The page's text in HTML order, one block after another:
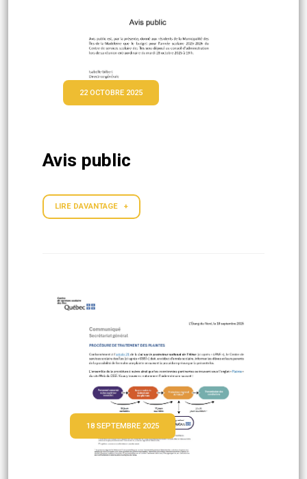
22 OCTOBRE 2025
Avis public
LIRE DAVANTAGE +
18 SEPTEMBRE 2025